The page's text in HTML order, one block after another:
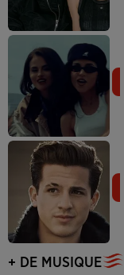
+ DE MUSIQUE